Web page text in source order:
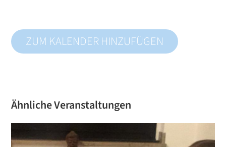
ZUM KALENDER HINZUFÜGEN
Ähnliche Veranstaltungen